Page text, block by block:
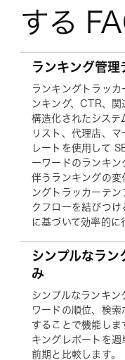
する
ランキング管理
ランキングトラッ
ンキング、CTR、
構造化されたシステ
リスト、代理店、
レートを使用して
ーワードのランキ
伴うランキングの
ングトラッカーテ
クフローを結びつけ
に基づいて効率的に
シンプルなラン
み
シンプルなランキ
ワードの順位、検
することで機能し
キングレポートを
前期と比較します。